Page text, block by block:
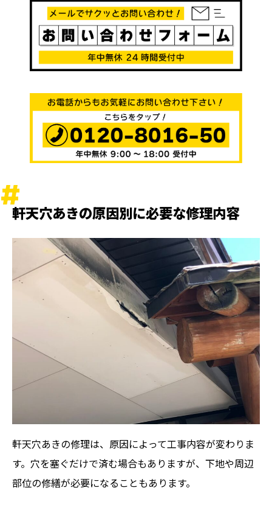
軒天穴あきの原因別に必要な修理内容
軒天穴あきの修理は、原因によって工事内容が変わりま
す。穴を塞ぐだけで済む場合もありますが、下地や周辺
部位の修繕が必要になることもあります。